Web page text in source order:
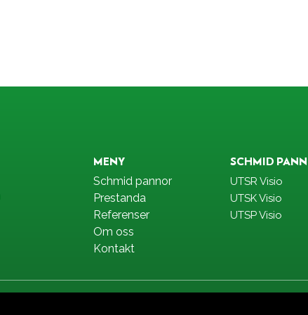
MENY
Schmid pannor
Prestanda
Referenser
Om oss
Kontakt
SCHMID
UTSR Visio
UTSK Visio
UTSP Visio